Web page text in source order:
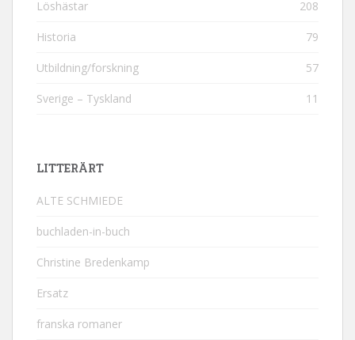
Löshästar 208
Historia 79
Utbildning/forskning 57
Sverige – Tyskland 11
LITTERÄRT
ALTE SCHMIEDE
buchladen-in-buch
Christine Bredenkamp
Ersatz
franska romaner